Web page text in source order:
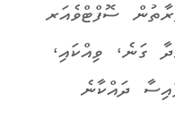
ސޮފްޓްވެއަރ
ގަނެ، ވިއްކައި،
ދައްކާނެ